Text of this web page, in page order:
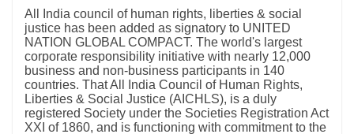
All India council of human rights, liberties & social
justice has been added as signatory to UNITED
NATION GLOBAL COMPACT. The world's largest
corporate responsibility initiative with nearly 12,000
business and non-business participants in 140
countries. That All India Council of Human Rights,
Liberties & Social Justice (AICHLS), is a duly
registered Society under the Societies Registration Act
XXI of 1860, and is functioning with commitment to the